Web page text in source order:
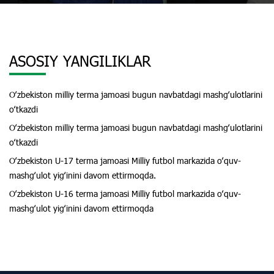
ASOSIY YANGILIKLAR
Oʻzbekiston milliy terma jamoasi bugun navbatdagi mashgʻulotlarini
oʻtkazdi
Oʻzbekiston milliy terma jamoasi bugun navbatdagi mashgʻulotlarini
oʻtkazdi
Oʻzbekiston U-17 terma jamoasi Milliy futbol markazida oʻquv-
mashgʻulot yigʻinini davom ettirmoqda.
Oʻzbekiston U-16 terma jamoasi Milliy futbol markazida oʻquv-
mashgʻulot yigʻinini davom ettirmoqda